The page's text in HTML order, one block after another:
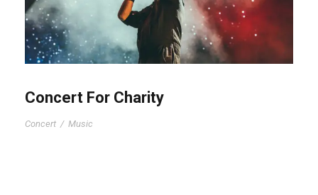
Concert For Charity
Concert / Music